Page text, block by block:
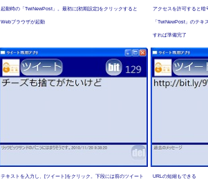
起動時の「TwiNewPost」。最初に[初期設定]をクリックすると
Webブラウザが起動
アクセスを許可すると暗
「TwiNewPost」のテキ
すれば準備完了
テキストを入力し、[ツイート]をクリック。下段には前のツイート URLの短縮もできる